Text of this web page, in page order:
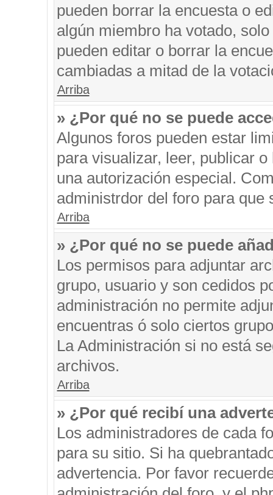
pueden borrar la encuesta o
algún miembro ha votado,
pueden editar o borrar la
cambiadas a mitad de la
Arriba
» ¿Por qué no se puede
Algunos foros pueden estar
para visualizar, leer, publicar
una autorización especial.
administrdor del foro para que
Arriba
» ¿Por qué no se puede
Los permisos para adjuntar
grupo, usuario y son cedidos
administración no permite
encuentras ó solo ciertos
La Administración si no está
archivos.
Arriba
» ¿Por qué recibí una
Los administradores de cada
para su sitio. Si ha
advertencia. Por favor